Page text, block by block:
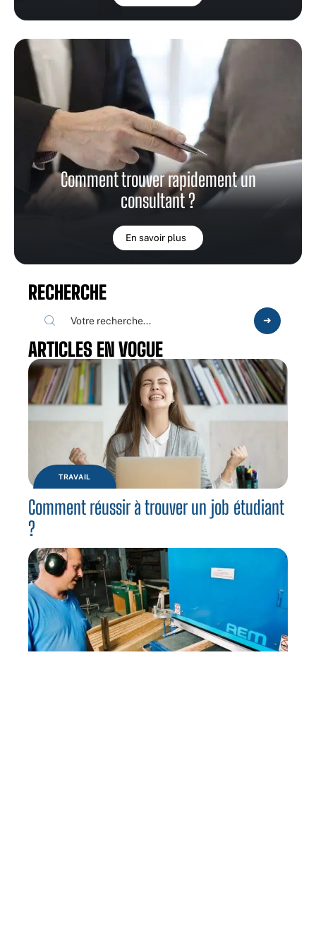
Comment trouver rapidement un
consultant ?
En savoir plus
RECHERCHE
ARTICLES EN VOGUE
TRAVAIL
Comment réussir à trouver un job étudiant
?